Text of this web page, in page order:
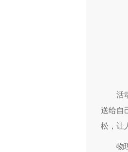
活
送给自
松，让
物